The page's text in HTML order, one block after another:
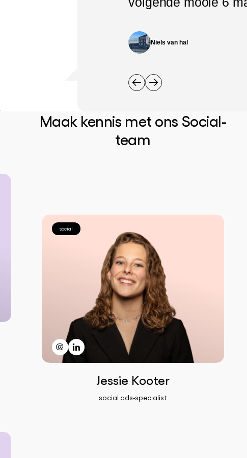
Niels van hal
Maak kennis met ons Social-
team
social
Jessie Kooter
social ads-specialist